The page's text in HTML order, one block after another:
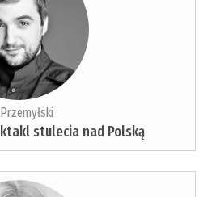
stulecia nad Polską